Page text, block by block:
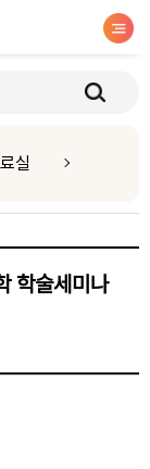
실
학술세미나